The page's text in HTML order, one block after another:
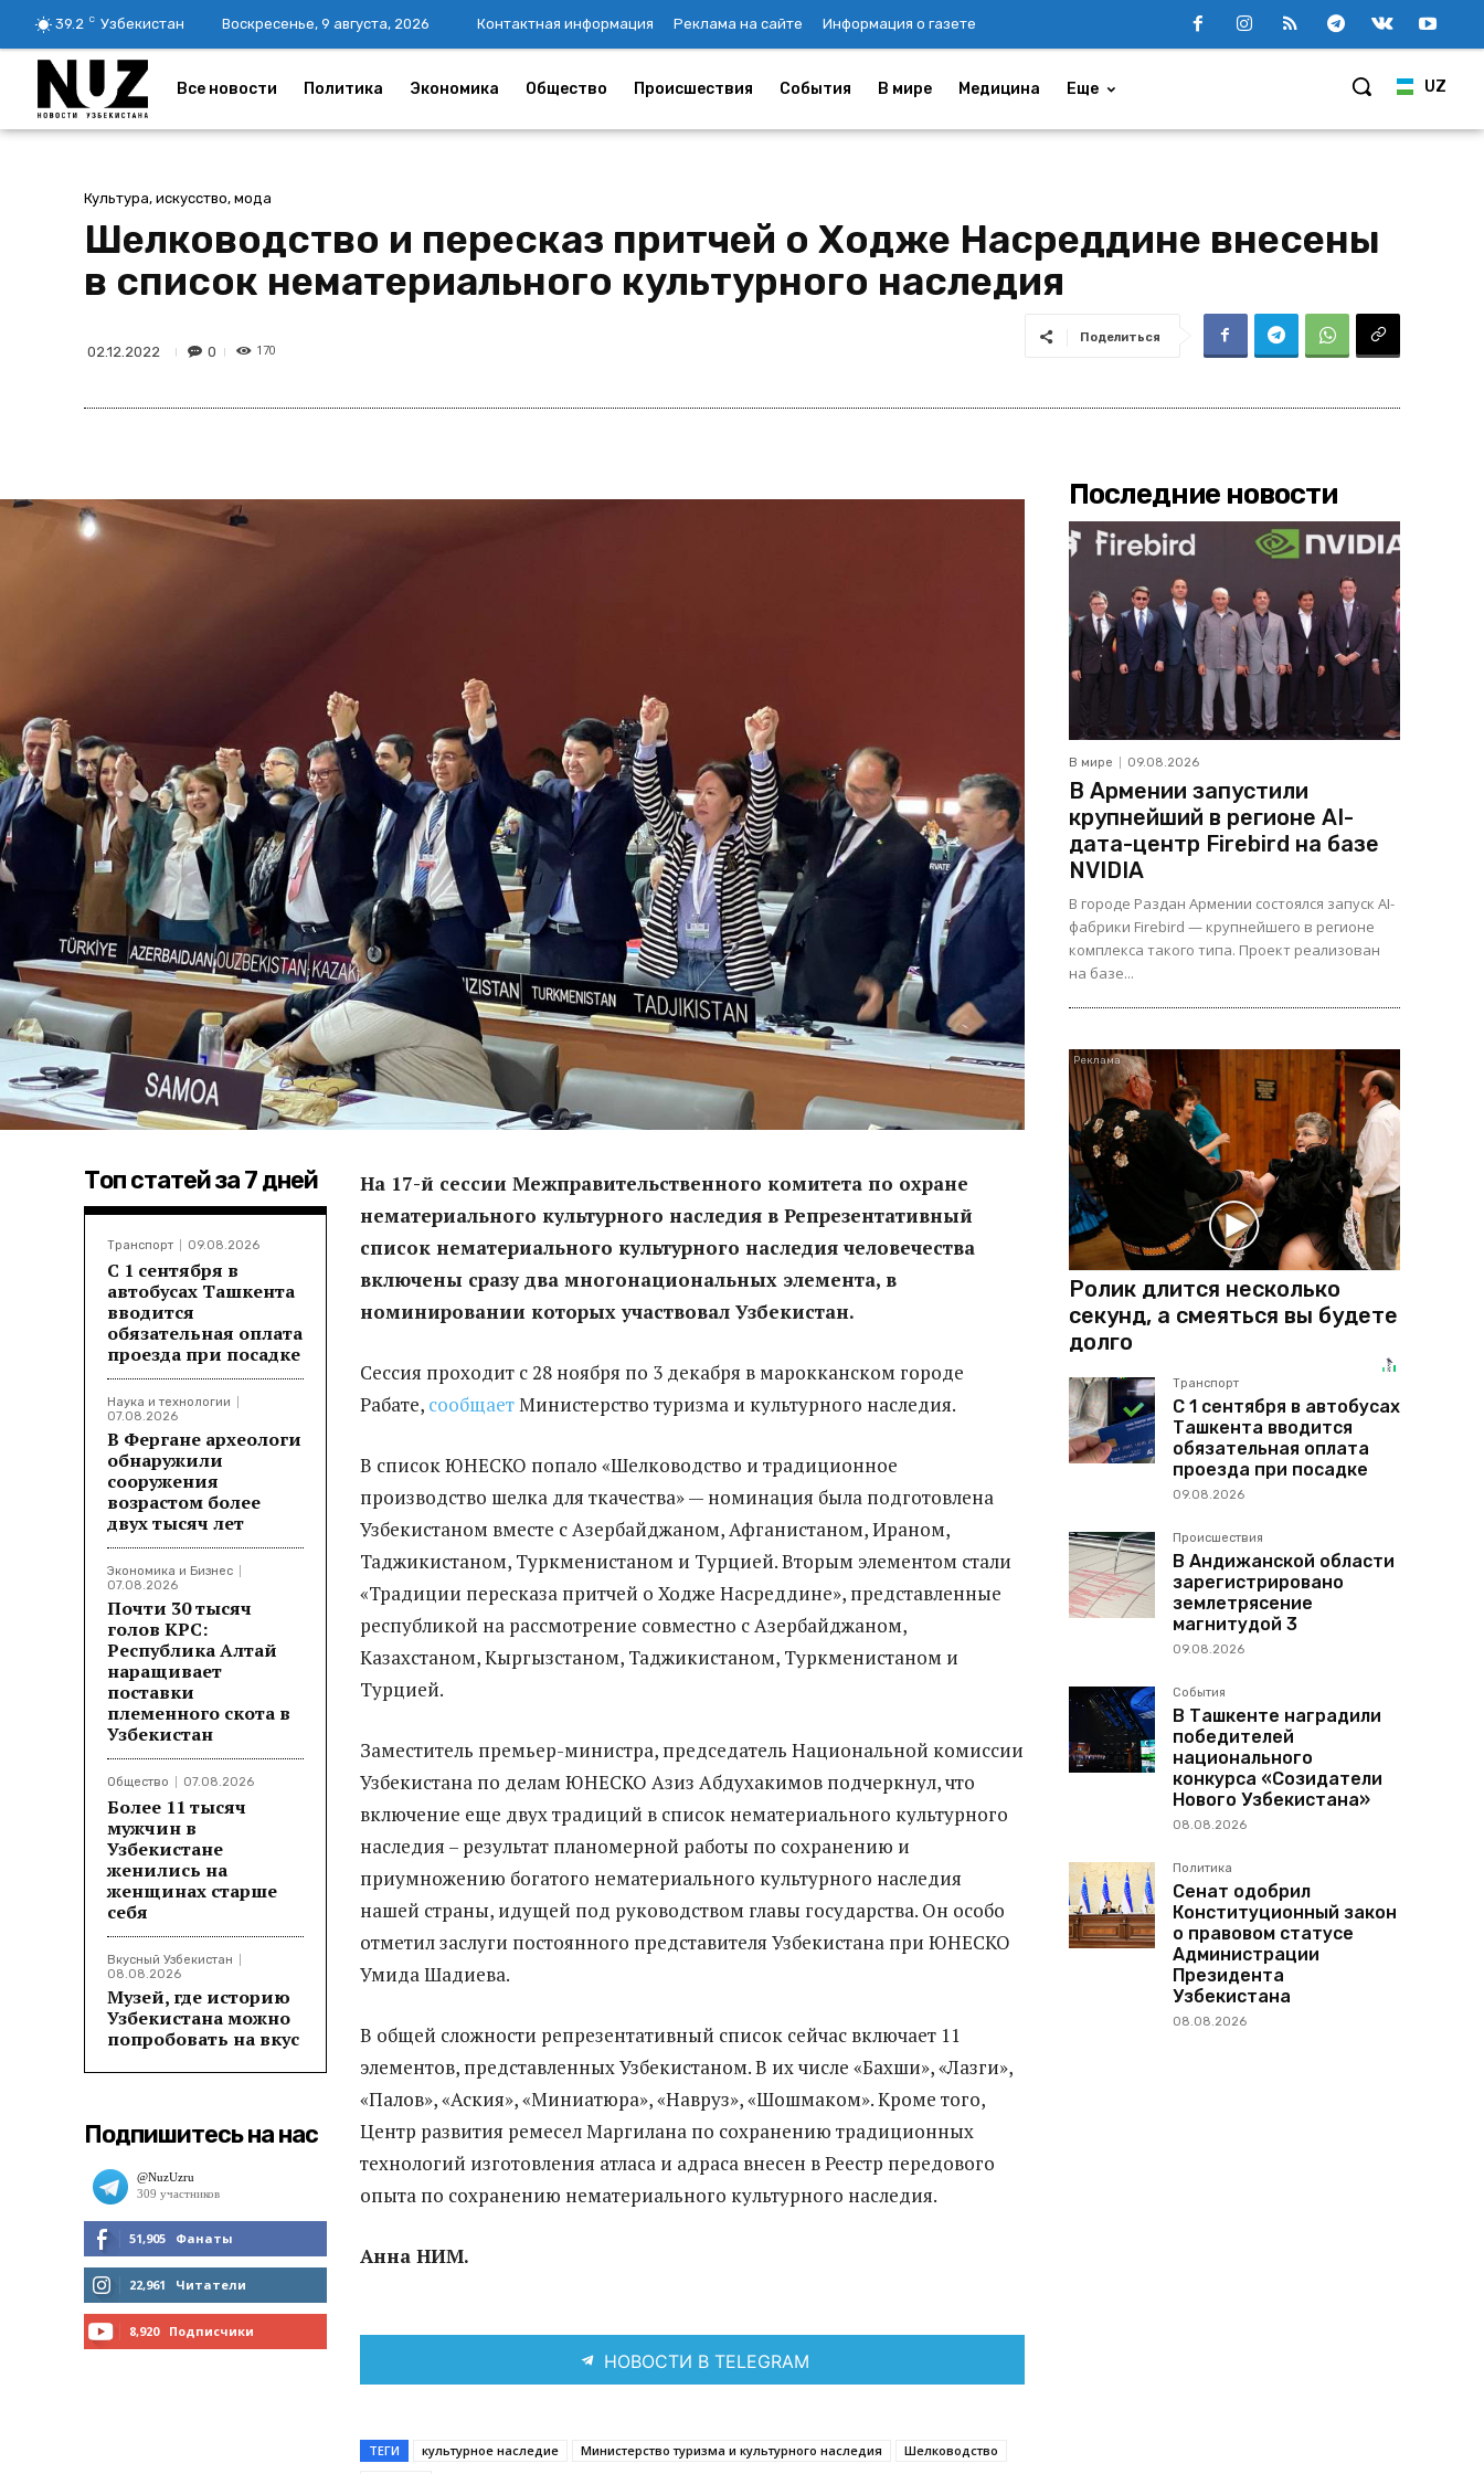
39.2 C Узбекистан Воскресенье, 9 августа, 2026 Контактная информация Реклама на сайте Информация о газете
UZ
Все новости Политика Экономика Общество Происшествия События В мире Медицина Еще
Культура, искусство, мода
Шелководство и пересказ притчей о Ходже Насреддине внесены
в список нематериального культурного наследия
02.12.2022 0 170
Поделиться
Топ статей за 7 дней
Транспорт 09.08.2026
С 1 сентября в
автобусах Ташкента
вводится
обязательная оплата
проезда при посадке
Наука и технологии
07.08.2026
В Фергане археологи
обнаружили
сооружения
возрастом более
двух тысяч лет
Экономика и Бизнес
07.08.2026
Почти 30 тысяч
голов КРС:
Республика Алтай
наращивает
поставки
племенного скота в
Узбекистан
Общество 07.08.2026
Более 11 тысяч
мужчин в
Узбекистане
женились на
женщинах старше
себя
Вкусный Узбекистан
08.08.2026
Музей, где историю
Узбекистана можно
попробовать на вкус
Подпишитесь на нас
51,905 Фанаты
МНЕ НРАВИТСЯ
22,961 Читатели
8,920 Подписчики
На 17-й сессии Межправительственного комитета по охране
нематериального культурного наследия в Репрезентативный
список нематериального культурного наследия человечества
включены сразу два многонациональных элемента, в
номинировании которых участвовал Узбекистан.
Сессия проходит с 28 ноября по 3 декабря в марокканском городе
Рабате, сообщаетМинистерство туризма и культурного наследия.
В список ЮНЕСКО попало «Шелководство и традиционное
производство шелка для ткачества» — номинация была подготовлена
Узбекистаном вместе с Азербайджаном, Афганистаном, Ираном,
Таджикистаном, Туркменистаном и Турцией. Вторым элементом стали
«Традиции пересказа притчей о Ходже Насреддине», представленные
республикой на рассмотрение совместно с Азербайджаном,
Казахстаном, Кыргызстаном, Таджикистаном, Туркменистаном и
Турцией.
Заместитель премьер-министра, председатель Национальной комиссии
Узбекистана по делам ЮНЕСКО Азиз Абдухакимов подчеркнул, что
включение еще двух традиций в список нематериального культурного
наследия – результат планомерной работы по сохранению и
приумножению богатого нематериального культурного наследия
нашей страны, идущей под руководством главы государства. Он особо
отметил заслуги постоянного представителя Узбекистана при ЮНЕСКО
Умида Шадиева.
В общей сложности репрезентативный список сейчас включает 11
элементов, представленных Узбекистаном. В их числе «Бахши», «Лазги»,
«Палов», «Аския», «Миниатюра», «Навруз», «Шошмаком». Кроме того,
Центр развития ремесел Маргилана по сохранению традиционных
технологий изготовления атласа и адраса внесен в Реестр передового
опыта по сохранению нематериального культурного наследия.
Анна НИМ.
НОВОСТИ В TELEGRAM
ТЕГИ культурное наследие Министерство туризма и культурного наследия
Шелководство
Последние новости
В мире 09.08.2026
В Армении запустили
крупнейший в регионе AI-
дата-центр Firebird на базе
NVIDIA
В городе Раздан Армении состоялся запуск AI-
фабрики Firebird — крупнейшего в регионе
комплекса такого типа. Проект реализован
на базе...
Ролик длится несколько
секунд, а смеяться вы будете
долго
Транспорт
С 1 сентября в автобусах
Ташкента вводится
обязательная оплата
проезда при посадке
09.08.2026
Происшествия
В Андижанской области
зарегистрировано
землетрясение
магнитудой 3
09.08.2026
События
В Ташкенте наградили
победителей
национального
конкурса «Созидатели
Нового Узбекистана»
08.08.2026
Политика
Сенат одобрил
Конституционный закон
о правовом статусе
Администрации
Президента
Узбекистана
08.08.2026